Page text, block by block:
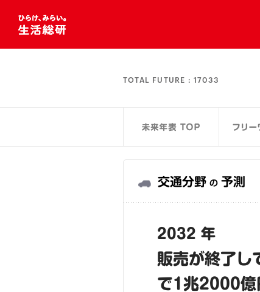
TOTAL FUTURE : 17033
交通分野 の 予測
2032 年
販売が終了し
で1兆2000億